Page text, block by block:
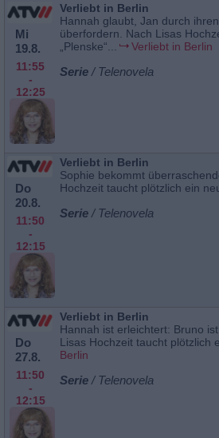
Mi
19.8.
11:55
-
12:25
Verliebt in Berlin
Hannah glaubt, Jan durch
überfordern. Nach Lisas
„Plenske“...
Verliebt in Berlin
Serie / Telenovela
Do
20.8.
11:50
-
12:15
Verliebt in Berlin
Sophie bekommt
Hochzeit taucht plötzlich ein
Serie / Telenovela
Do
27.8.
11:50
-
12:15
Verliebt in Berlin
Hannah ist erleichtert: Bruno
Lisas Hochzeit taucht plötzlich
Berlin
Serie / Telenovela